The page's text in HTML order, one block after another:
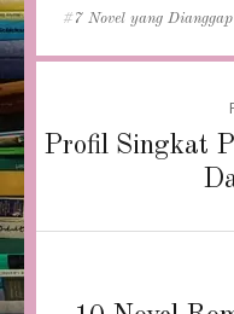
Tags7 Novel yang
navigation
Previous
Profil Singkat